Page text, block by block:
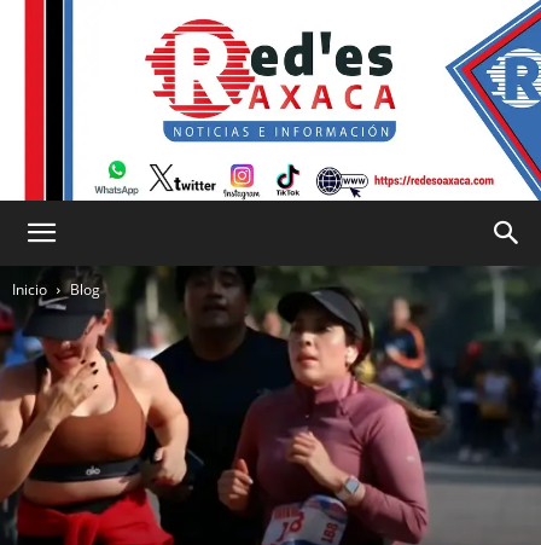
Oaxaca
Inicio Blog